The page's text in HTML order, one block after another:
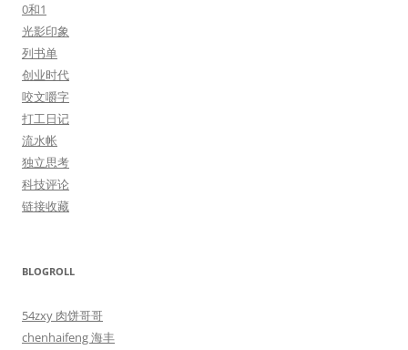
0和1
光影印象
列书单
创业时代
咬文嚼字
打工日记
流水帐
独立思考
科技评论
链接收藏
BLOGROLL
54zxy 肉饼哥哥
chenhaifeng 海丰